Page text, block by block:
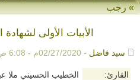
»رجب
الأبيات الأولى
سيد فاضل - 02/27/2020م - 6:08 ص
القارئ:
الخطيب الحسيني ملا